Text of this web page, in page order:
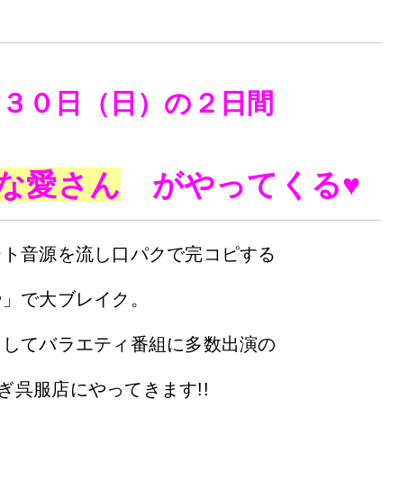
０日（日）の２日間
愛さん がやってくる♥
音源を流し口パクで完コピする
で大ブレイク。
てバラエティ番組に多数出演の
呉服店にやってきます!!